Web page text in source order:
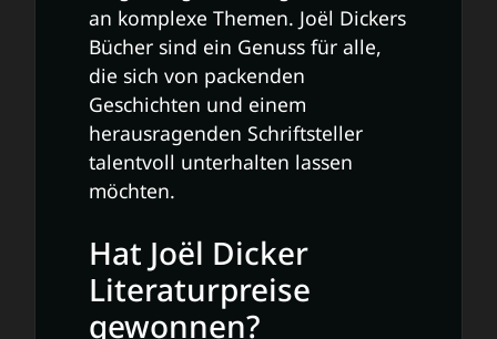
an komplexe Themen. Joël Dickers
Bücher sind ein Genuss für alle,
die sich von packenden
Geschichten und einem
herausragenden Schriftsteller
talentvoll unterhalten lassen
möchten.
Hat Joël Dicker
Literaturpreise
gewonnen?